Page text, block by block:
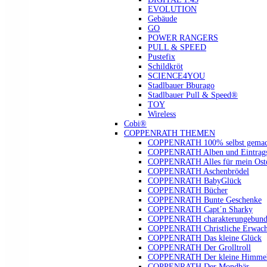
EVOLUTION
Gebäude
GO
POWER RANGERS
PULL & SPEED
Pustefix
Schildkröt
SCIENCE4YOU
Stadlbauer Bburago
Stadlbauer Pull & Speed®
TOY
Wireless
Cobi®
COPPENRATH THEMEN
COPPENRATH 100% selbst
COPPENRATH Alben und
COPPENRATH Alles für mein
COPPENRATH Aschenbrödel
COPPENRATH BabyGlück
COPPENRATH Bücher
COPPENRATH Bunte Geschenke
COPPENRATH Capt´n Sharky
COPPENRATH
COPPENRATH Christliche
COPPENRATH Das kleine Glück
COPPENRATH Der Grolltroll
COPPENRATH Der kleine